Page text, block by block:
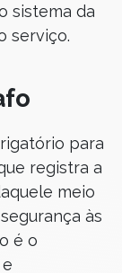
sistema da
serviço.
para
registra a
meio
às
é o